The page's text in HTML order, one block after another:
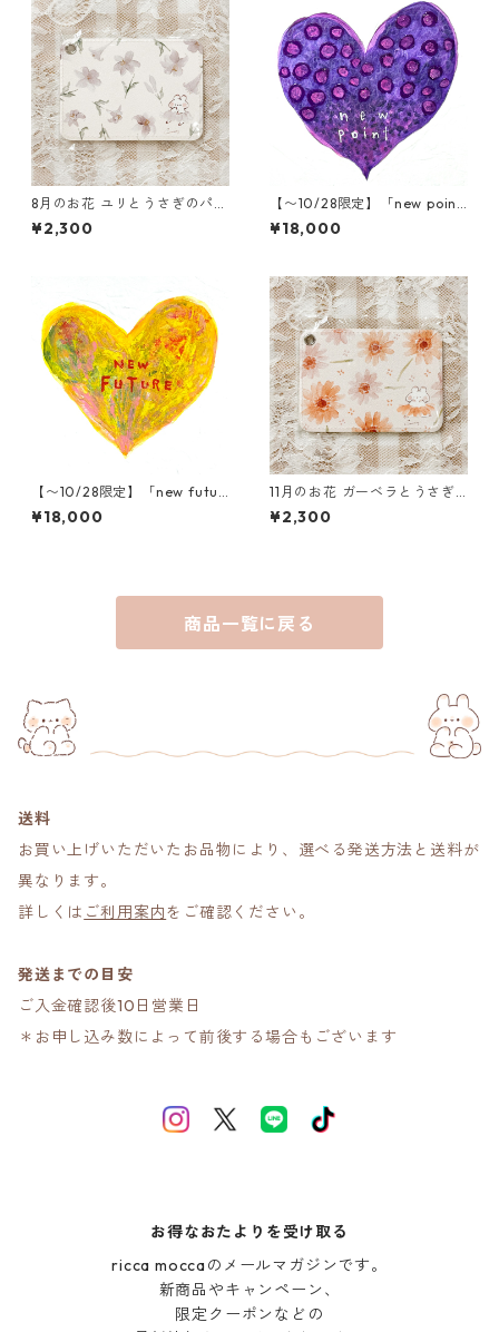
8月のお花 ユリとうさぎのパス
ケース
¥2,300
【〜10/28限定】「new poin
t」木村タカヒロ原画
¥18,000
【〜10/28限定】「new futur
e」木村タカヒロ原画
¥18,000
11月のお花 ガーベラとうさぎ
のパスケース
¥2,300
商品一覧に戻る
送料
お買い上げいただいたお品物により、選べる発送方法と送料が
異なります。
詳しくは ご利用案内をご確認ください。
発送までの目安
ご入金確認後10日営業日
＊お申し込み数によって前後する場合もございます
お得なおたよりを受け取る
ricca moccaのメールマガジンです。
新商品やキャンペーン、
限定クーポンなどの